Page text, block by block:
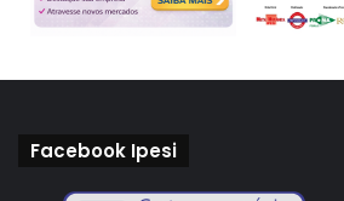
Facebook Ipesi